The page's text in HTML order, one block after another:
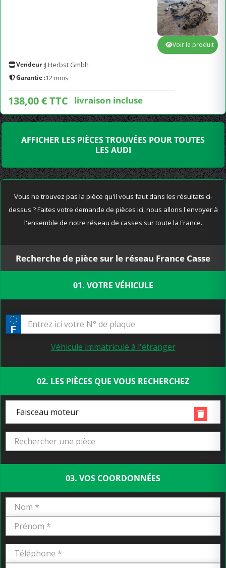
Vendeur :J.Herbst Gmbh
Garantie :12 mois
138,00 € TTC livraison incluse
Voir le produit
AFFICHER LES PIÈCES TROUVÉES POUR TOUTES
LES AUDI
Vous ne trouvez pas la pièce qu'il vous faut dans les résultats ci-
dessus ? Faites votre demande de pièces ici, nous allons l'envoyer à
l'ensemble de notre réseau de casses sur toute la France.
Recherche de pièce sur le réseau France Casse
01. VOTRE VÉHICULE
Véhicule immatriculé à l'étranger
02. LES PIÈCES QUE VOUS RECHERCHEZ
Faisceau moteur
03. VOS COORDONNÉES